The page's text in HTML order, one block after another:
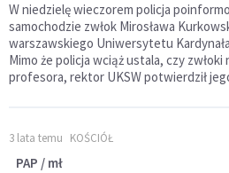
W niedzielę wieczorem policja
samochodzie zwłok Mirosława
warszawskiego Uniwersytetu
Mimo że policja wciąż ustala, czy zwłoki
profesora, rektor UKSW potwierdził
3 lata temu KOŚCIÓŁ
PAP / mł